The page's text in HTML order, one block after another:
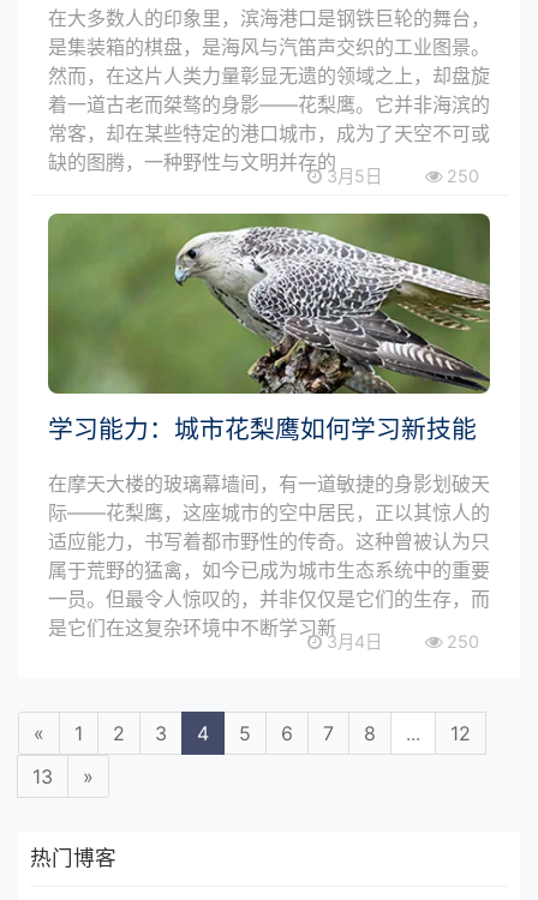
在大多数人的印象里，滨海港口是钢铁巨轮的舞台，
是集装箱的棋盘，是海风与汽笛声交织的工业图景。
然而，在这片人类力量彰显无遗的领域之上，却盘旋
着一道古老而桀骜的身影——花梨鹰。它并非海滨的
常客，却在某些特定的港口城市，成为了天空不可或
缺的图腾，一种野性与文明并存的
3月5日 250
学习能力：城市花梨鹰如何学习新技能
在摩天大楼的玻璃幕墙间，有一道敏捷的身影划破天
际——花梨鹰，这座城市的空中居民，正以其惊人的
适应能力，书写着都市野性的传奇。这种曾被认为只
属于荒野的猛禽，如今已成为城市生态系统中的重要
一员。但最令人惊叹的，并非仅仅是它们的生存，而
是它们在这复杂环境中不断学习新
3月4日 250
« 1 2 3 4 5 6 7 8 ...
12
13
»
热门博客